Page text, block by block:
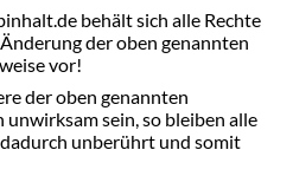
behält sich alle Rechte
der oben genannten
vor!
der oben genannten
sein, so bleiben alle
unberührt und somit